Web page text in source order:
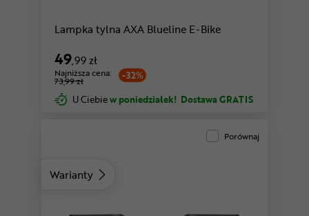
Lampka tylna AXA Blueline E-Bike
49,99 zł
-32%
Najniższa cena:
73,99 zł
U Ciebiew poniedziałek! Dostawa GRATIS
Warianty
Porównaj